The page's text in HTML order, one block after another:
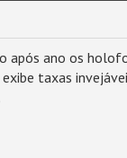
após ano os
taxas